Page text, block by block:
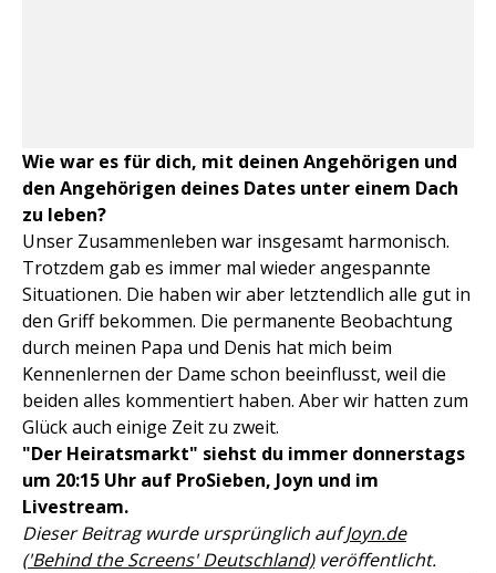
Wie war es für dich, mit deinen Angehörigen und
den Angehörigen deines Dates unter einem Dach
zu leben?
Unser Zusammenleben war insgesamt harmonisch.
Trotzdem gab es immer mal wieder angespannte
Situationen. Die haben wir aber letztendlich alle gut in
den Griff bekommen. Die permanente Beobachtung
durch meinen Papa und Denis hat mich beim
Kennenlernen der Dame schon beeinflusst, weil die
beiden alles kommentiert haben. Aber wir hatten zum
Glück auch einige Zeit zu zweit.
"Der Heiratsmarkt" siehst du immer donnerstags
um 20:15 Uhr auf ProSieben, Joyn und im
Livestream.
Dieser Beitrag wurde ursprünglich aufJoyn.de
('Behind the Screens' Deutschland)veröffentlicht.